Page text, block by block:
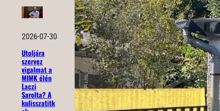
2026-07-30
Utoljára
szervez
vigalmat a
MIMK élén
Laczi
Sarolta? A
kulisszatitk